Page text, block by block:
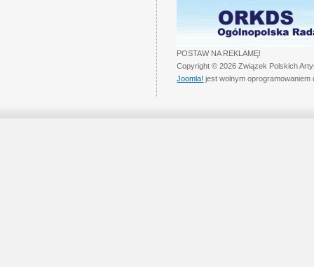
POSTAW NA REKLAMĘ!
Copyright © 2026 Związek Polskich
Joomla! jest wolnym